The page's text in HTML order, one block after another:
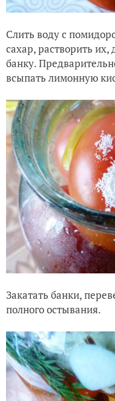
Слить воду с
сахар, растворить их,
банку.
всыпать лимонную
Закатать банки,
полного остывания.